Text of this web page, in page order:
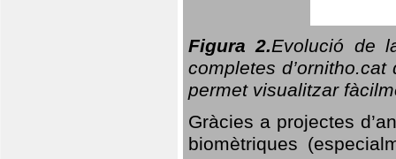
Figura 2.Evolució de
completes
permet visualitzar
Gràcies a projectes
biomètriques